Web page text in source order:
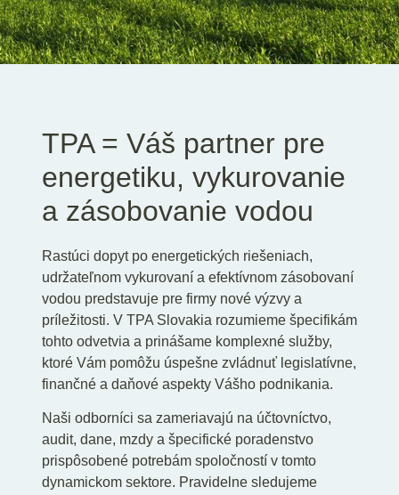
SK
EN DE
TPA = Váš partner pre
energetiku, vykurovanie
a zásobovanie vodou
Rastúci dopyt po energetických riešeniach,
udržateľnom vykurovaní a efektívnom zásobovaní
vodou predstavuje pre firmy nové výzvy a
príležitosti. V TPA Slovakia rozumieme špecifikám
tohto odvetvia a prinášame komplexné služby,
ktoré Vám pomôžu úspešne zvládnuť legislatívne,
finančné a daňové aspekty Vášho podnikania.
Naši odborníci sa zameriavajú na účtovníctvo,
audit, dane, mzdy a špecifické poradenstvo
prispôsobené potrebám spoločností v tomto
dynamickom sektore. Pravidelne sledujeme